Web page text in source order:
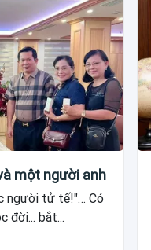
một người anh
người tử tế!"… Có
đời... bắt...